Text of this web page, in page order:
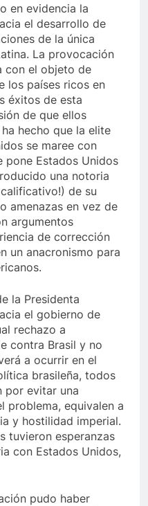
en evidencia la
el desarrollo de
de la única
La provocación
con el objeto de
los países ricos en
éxitos de esta
de que ellos
hecho que la elite
se maree con
pone Estados Unidos
una notoria
de su
amenazas en vez de
argumentos
de corrección
un anacronismo para
la Presidenta
el gobierno de
rechazo a
contra Brasil y no
a ocurrir en el
brasileña, todos
por evitar una
problema, equivalen a
y hostilidad imperial.
tuvieron esperanzas
con Estados Unidos,
pudo haber